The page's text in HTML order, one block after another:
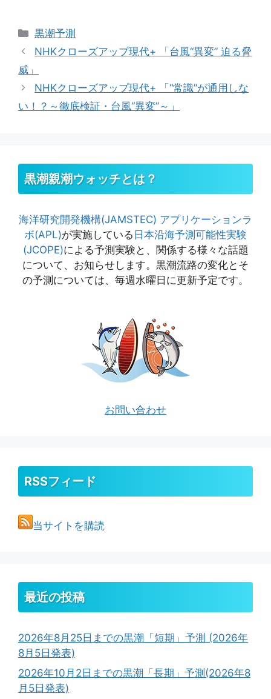
カ
テ
リ
ー
黒潮予測
NHKクローズアップ現代+ 「台風“異変” 迫る脅
威」
NHKクローズアップ現代+ 「“常識”が通用しな
い！？～徹底検証・台風“異変”～」
黒潮親潮ウォッチとは？
海洋研究開発機構(JAMSTEC) アプリケーションラ
ボ(APL)が実施している 日本沿海予測可能性実験
(JCOPE)による予測実験と、関係する様々な話題
について、お知らせします。黒潮流路の変化とそ
の予測については、毎週水曜日に更新予定です。
お問い合わせ
RSSフィード
当サイトを購読
最近の投稿
2026年8月25日までの黒潮「短期」予測 (2026年
8月5日発表)
2026年10月2日までの黒潮「長期」予測(2026年8
月5日発表)